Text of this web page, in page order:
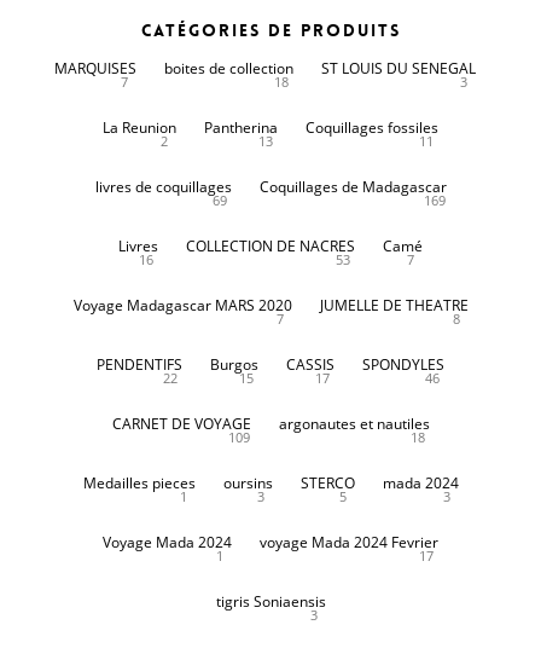
Catégories de produits
MARQUISES
7
boites de collection
18
ST LOUIS DU SENEGAL
3
La Reunion
2
Pantherina
13
Coquillages fossiles
11
livres de coquillages
69
Coquillages de Madagascar
169
Livres
16
COLLECTION DE NACRES
53
Camé
7
Voyage Madagascar MARS 2020
7
JUMELLE DE THEATRE
8
PENDENTIFS
22
Burgos
15
CASSIS
17
SPONDYLES
46
CARNET DE VOYAGE
109
argonautes et nautiles
18
Medailles pieces
1
oursins
3
STERCO
5
mada 2024
3
Voyage Mada 2024
1
voyage Mada 2024 Fevrier
17
tigris Soniaensis
3